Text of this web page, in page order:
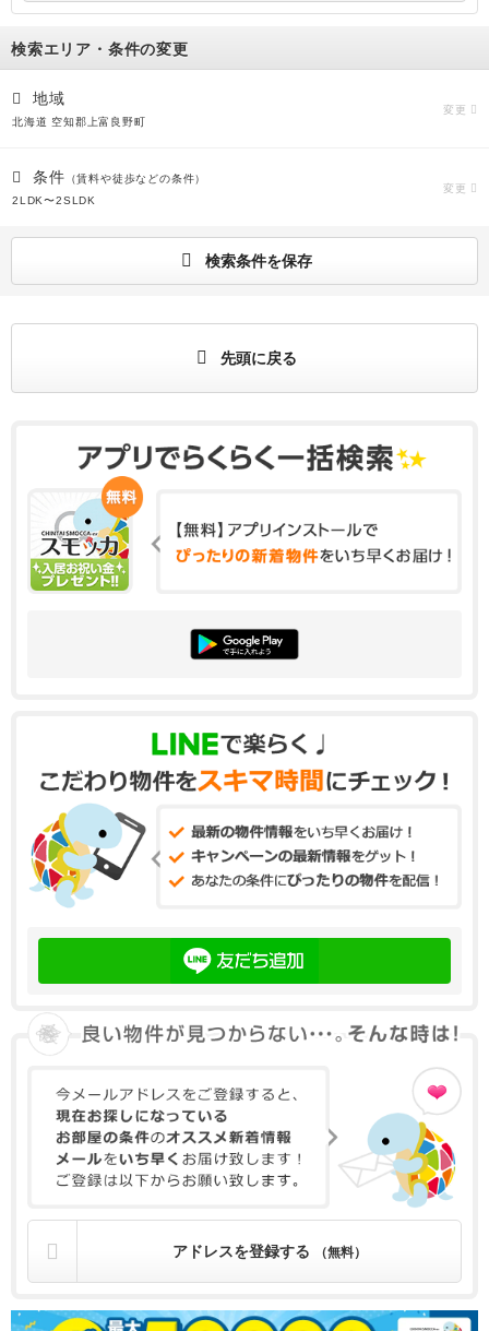
検索エリア・条件の変更
地域
北海道 空知郡上富良野町
変更
条件 （賃料や徒歩などの条件）
2LDK〜2SLDK
変更
検索条件を保存
先頭に戻る
アドレスを登録する （無料）